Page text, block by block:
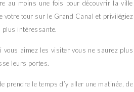
au moins une fois pour découvrir la ville
votre tour sur le Grand Canal et privilégiez
intéressante.
aimez les visiter vous ne saurez plus
leurs portes.
prendre le temps d’y aller une matinée, de